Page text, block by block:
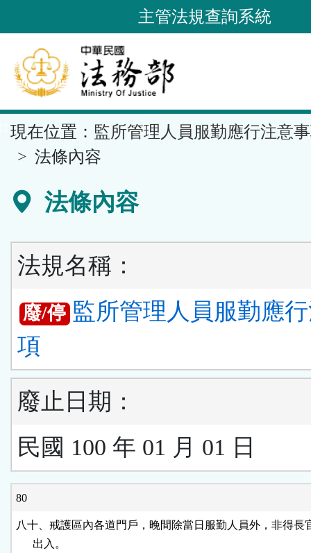
到
要
內
容
區
塊
主管法規查詢系統
現在位置： 監所管理人員服勤應行注意
法條內容
法條內容
法規名稱：
廢/停 監所管理人員服勤應
項
廢止日期：
民國 100 年 01 月 01 日
80
八十、戒護區內各道門戶，晚間除當日服勤人員外，非得長
      出入。